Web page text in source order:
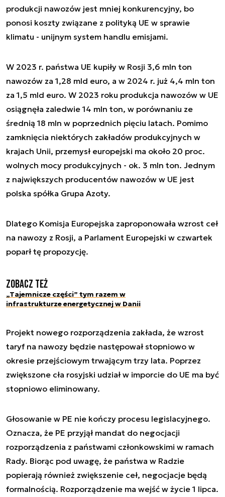
produkcji nawozów jest mniej konkurencyjny, bo
ponosi koszty związane z polityką UE w sprawie
klimatu - unijnym system handlu emisjami.
W 2023 r. państwa UE kupiły w Rosji 3,6 mln ton
nawozów za 1,28 mld euro, a w 2024 r. już 4,4 mln ton
za 1,5 mld euro. W 2023 roku produkcja nawozów w UE
osiągnęła zaledwie 14 mln ton, w porównaniu ze
średnią 18 mln w poprzednich pięciu latach. Pomimo
zamknięcia niektórych zakładów produkcyjnych w
krajach Unii, przemysł europejski ma około 20 proc.
wolnych mocy produkcyjnych - ok. 3 mln ton. Jednym
z największych producentów nawozów w UE jest
polska spółka Grupa Azoty.
Dlatego Komisja Europejska zaproponowała wzrost ceł
na nawozy z Rosji, a Parlament Europejski w czwartek
poparł tę propozycję.
Zobacz też
„Tajemnicze części” tym razem w
infrastrukturze energetycznej w Danii
Projekt nowego rozporządzenia zakłada, że wzrost
taryf na nawozy będzie następował stopniowo w
okresie przejściowym trwającym trzy lata. Poprzez
zwiększone cła rosyjski udział w imporcie do UE ma być
stopniowo eliminowany.
Głosowanie w PE nie kończy procesu legislacyjnego.
Oznacza, że PE przyjął mandat do negocjacji
rozporządzenia z państwami członkowskimi w ramach
Rady. Biorąc pod uwagę, że państwa w Radzie
popierają również zwiększenie ceł, negocjacje będą
formalnością. Rozporządzenie ma wejść w życie 1 lipca.